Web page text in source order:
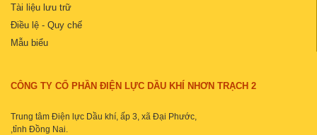
Tài liệu lưu trữ
Điều lệ - Quy chế
Mẫu biểu
CÔNG TY CỔ PHẦN ĐIỆN LỰC DẦU KHÍ NHƠN TRẠCH 2
Trung tâm Điện lực Dầu khí, ấp 3, xã Đại Phước,
,tỉnh Đồng Nai.